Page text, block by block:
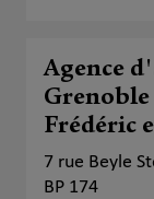
Agence
Grenoble
Frédéric
7 rue Beyle
BP 174